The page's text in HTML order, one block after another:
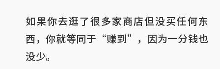
如果你去逛了很多家商店但没买任何东
西，你就等同于“赚到”，因为一分钱也
没少。